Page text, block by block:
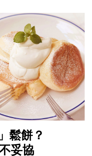
鬆餅？
妥協